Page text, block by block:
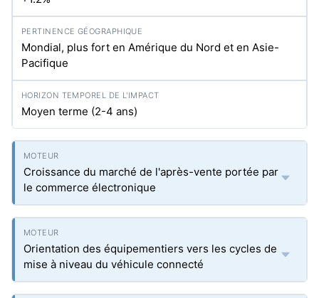
Mondial, plus fort en Amérique du Nord et en Asie-
Pacifique
Moyen terme (2-4 ans)
Croissance du marché de l'après-vente portée par
le commerce électronique
Orientation des équipementiers vers les cycles de
mise à niveau du véhicule connecté